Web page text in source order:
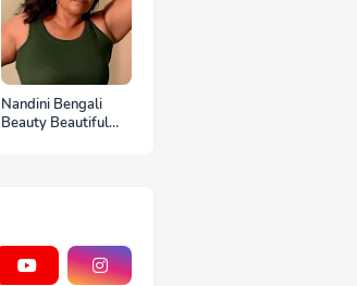
Nandini Bengali
Beauty Beautiful